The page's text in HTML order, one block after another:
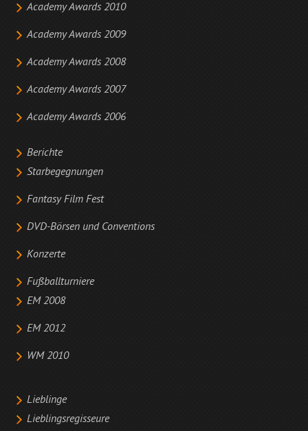
Academy Awards 2010
Academy Awards 2009
Academy Awards 2008
Academy Awards 2007
Academy Awards 2006
Berichte
Starbegegnungen
Fantasy Film Fest
DVD-Börsen und Conventions
Konzerte
Fußballturniere
EM 2008
EM 2012
WM 2010
Lieblinge
Lieblingsregisseure